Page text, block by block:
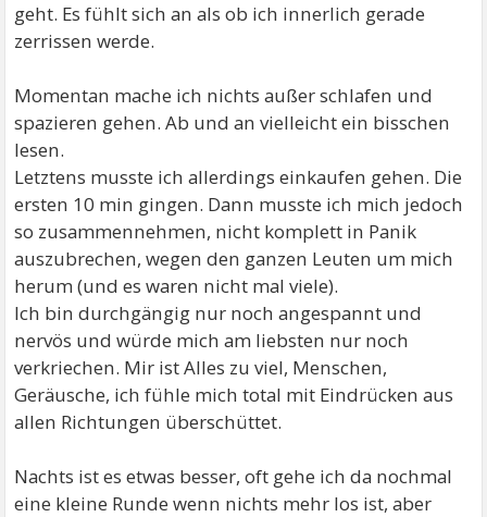
geht. Es fühlt sich an als ob ich innerlich gerade
zerrissen werde.
Momentan mache ich nichts außer schlafen und
spazieren gehen. Ab und an vielleicht ein bisschen
lesen.
Letztens musste ich allerdings einkaufen gehen. Die
ersten 10 min gingen. Dann musste ich mich jedoch
so zusammennehmen, nicht komplett in Panik
auszubrechen, wegen den ganzen Leuten um mich
herum (und es waren nicht mal viele).
Ich bin durchgängig nur noch angespannt und
nervös und würde mich am liebsten nur noch
verkriechen. Mir ist Alles zu viel, Menschen,
Geräusche, ich fühle mich total mit Eindrücken aus
allen Richtungen überschüttet.
Nachts ist es etwas besser, oft gehe ich da nochmal
eine kleine Runde wenn nichts mehr los ist, aber